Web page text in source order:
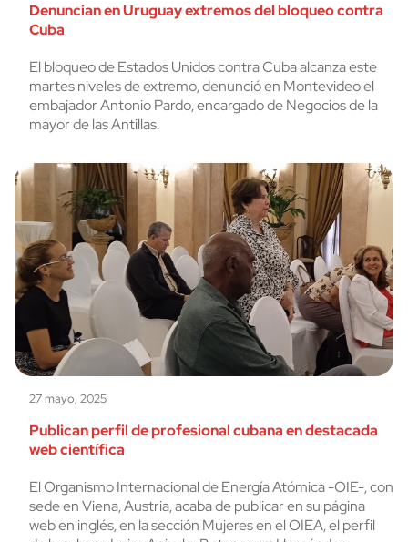
Denuncian en Uruguay extremos del bloqueo contra
Cuba
El bloqueo de Estados Unidos contra Cuba alcanza este
martes niveles de extremo, denunció en Montevideo el
embajador Antonio Pardo, encargado de Negocios de la
mayor de las Antillas.
27 mayo, 2025
Publican perfil de profesional cubana en destacada
web científica
El Organismo Internacional de Energía Atómica -OIE-, con
sede en Viena, Austria, acaba de publicar en su página
web en inglés, en la sección Mujeres en el OIEA, el perfil